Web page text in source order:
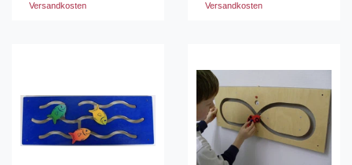
Versandkosten
Versandkosten